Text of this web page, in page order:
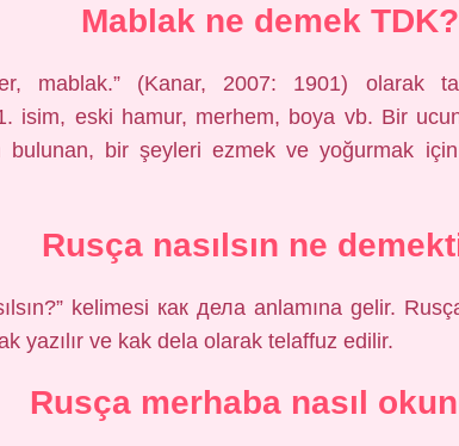
Mablak ne demek TDK?
mablak.” (Kanar, 2007: 1901) olarak
isim, eski hamur, merhem, boya vb. Bir
bulunan, bir şeyleri ezmek ve yoğurmak için
Rusça nasılsın ne
kelimesi как дела anlamına gelir.
yazılır ve kak dela olarak telaffuz edilir.
Rusça merhaba nasıl